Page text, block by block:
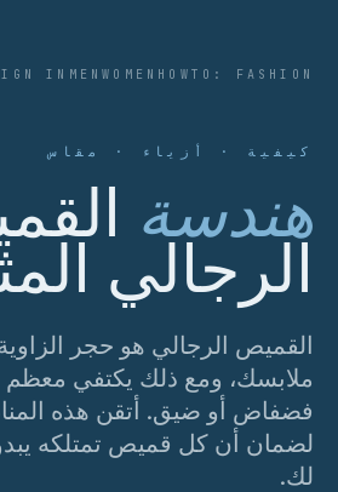
HOWTO: FASHION
WOMEN
MEN
IN
كيفية · أزياء · مقاس
هندسة
الرجالي
القميص الرجالي هو حجر
ملابسك، ومع ذلك يكتفي معظم
فضفاض أو ضيق. أتقن هذه
لضمان أن كل قميص تمتلكه
لك.